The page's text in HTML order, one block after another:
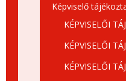
Képviselő
KÉPVISELŐI
KÉPVISELŐI
KÉPVISELŐI